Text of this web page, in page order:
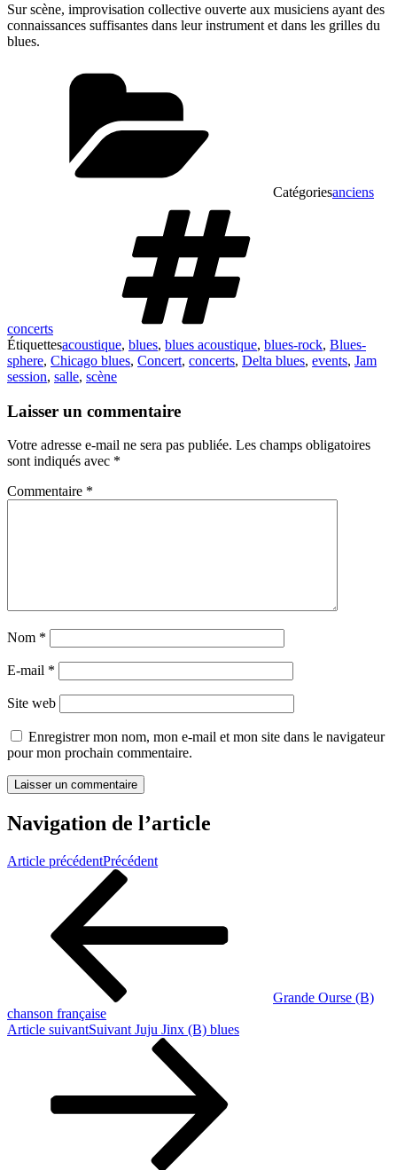
Sur scène, improvisation collective ouverte aux musiciens ayant des
connaissances suffisantes dans leur instrument et dans les grilles du
blues.
Catégoriesanciens
concerts
Étiquettesacoustique, blues, blues acoustique, blues-rock, Blues-
sphere, Chicago blues, Concert, concerts, Delta blues, events, Jam
session, salle, scène
Laisser un commentaire
Votre adresse e-mail ne sera pas publiée. Les champs obligatoires
sont indiqués avec *
Commentaire *
Nom *
E-mail *
Site web
Enregistrer mon nom, mon e-mail et mon site dans le navigateur
pour mon prochain commentaire.
Navigation de l’article
Article précédentPrécédent
Grande Ourse (B)
chanson française
Article suivantSuivant Juju Jinx (B) blues